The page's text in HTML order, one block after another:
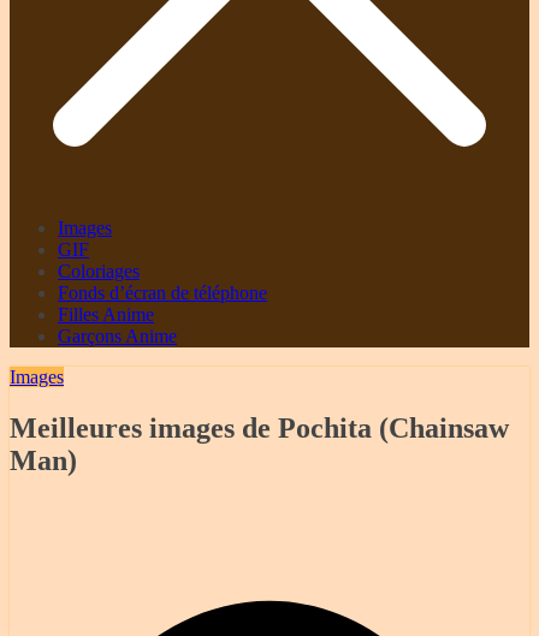
Images
GIF
Coloriages
Fonds d’écran de téléphone
Filles Anime
Garçons Anime
Images
Meilleures images de Pochita (Chainsaw
Man)